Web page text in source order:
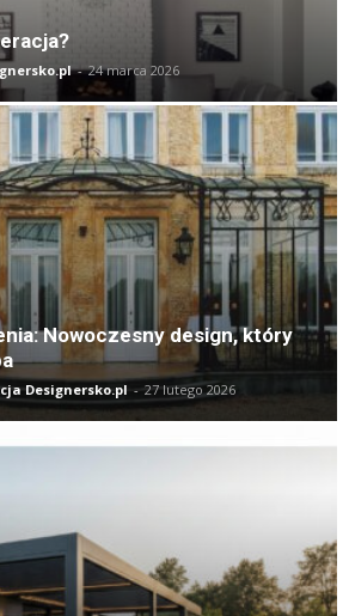
- 24 marca 2026
Nowoczesny design, który
Designersko.pl - 27 lutego 2026